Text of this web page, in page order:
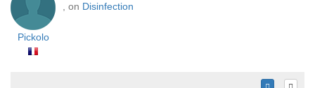
Pickolo
, on Disinfection